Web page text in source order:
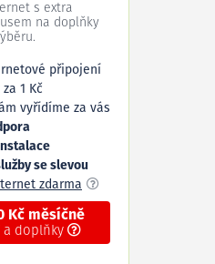
s extra
na doplňky
připojení
1 Kč
vyřídíme za vás
se slevou
zdarma
Kč měsíčně
a doplňky